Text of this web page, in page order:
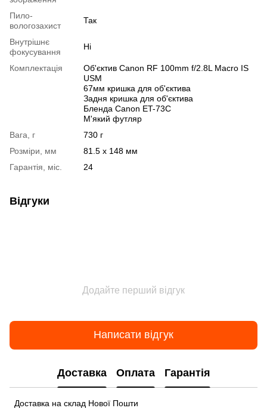
Пило-
вологозахист
Так
Внутрішнє
фокусування
Ні
Комплектація
Об'єктив Canon RF 100mm f/2.8L Macro IS
USM
67мм кришка для об'єктива
Задня кришка для об'єктива
Бленда Canon ET-73C
М'який футляр
Вага, г
730 г
Розміри, мм
81.5 x 148 мм
Гарантія, міс.
24
Відгуки
Додайте перший відгук
Написати відгук
Доставка Оплата Гарантія
Доставка на склад Нової Пошти